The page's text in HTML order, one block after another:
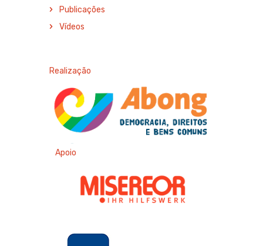
Publicações
Vídeos
Realização
Apoio